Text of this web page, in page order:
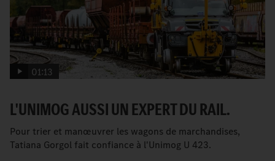
01:13
L'UNIMOG AUSSI UN EXPERT DU RAIL.
Pour trier et manœuvrer les wagons de marchandises,
Tatiana Gorgol fait confiance à l'Unimog U 423.